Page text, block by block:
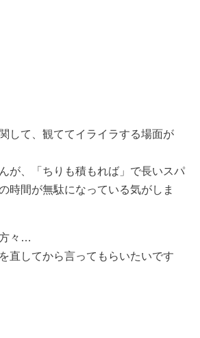
して、観ててイライラする場面が
が、「ちりも積もれば」で長いスパ
時間が無駄になっている気がしま
々…
直してから言ってもらいたいです